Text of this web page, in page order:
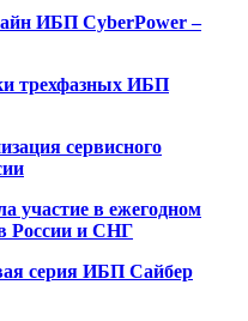
ИБП CyberPower –
трехфазных ИБП
сервисного
участие в ежегодном
России и СНГ
серия ИБП Сайбер